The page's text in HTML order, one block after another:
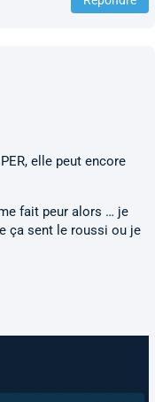
elle peut encore
fait peur alors … je
ça sent le roussi ou je